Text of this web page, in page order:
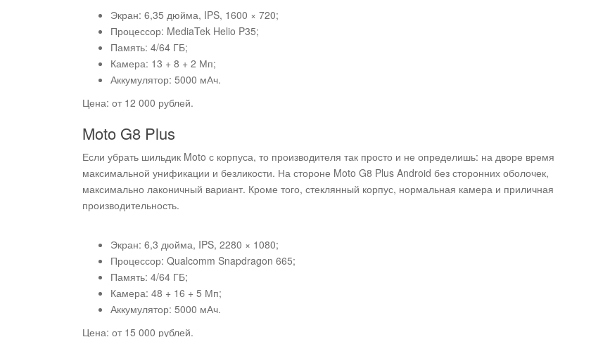
Экран: 6,35 дюйма, IPS, 1600 × 720;
Процессор: MediaTek Helio P35;
Память: 4/64 ГБ;
Камера: 13 + 8 + 2 Мп;
Аккумулятор: 5000 мАч.
Цена: от 12 000 рублей.
Moto G8 Plus
Если убрать шильдик Moto с корпуса, то производителя так просто и не определишь: на дворе время
максимальной унификации и безликости. На стороне Moto G8 Plus Android без сторонних оболочек,
максимально лаконичный вариант. Кроме того, стеклянный корпус, нормальная камера и приличная
производительность.
Экран: 6,3 дюйма, IPS, 2280 × 1080;
Процессор: Qualcomm Snapdragon 665;
Память: 4/64 ГБ;
Камера: 48 + 16 + 5 Мп;
Аккумулятор: 5000 мАч.
Цена: от 15 000 рублей.